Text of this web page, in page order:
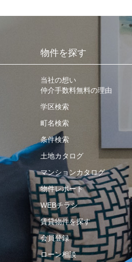
物件を探す
当社の想い
仲介手数料無料の理由
学区検索
町名検索
条件検索
土地カタログ
マンションカタログ
物件レポート
WEBチラシ
賃貸物件を探す
会員登録
ローン相談